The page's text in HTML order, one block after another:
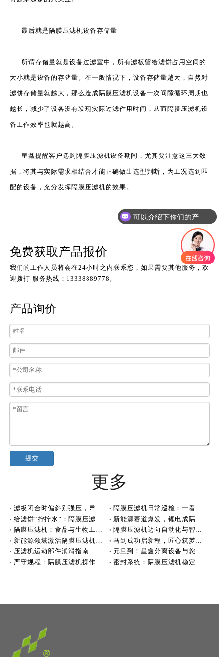
最后就是隔膜压滤机设备存储量
所谓存储量就是设备过滤室中，所有滤板留给滤饼占用空间的
大小就是设备的存储量。在一般情况下，设备存储量越大，自然对
滤饼存储量就越大，那么造成隔膜压滤机设备一次间隙循环周期也
越长，减少了设备没有发现实际过滤作用时间，从而隔膜压滤机设
备工作效率也就越高。
星鑫提醒客户选购隔膜压滤机设备期间，尤其要注意这三大数
据，将其与实际需求相结合才能正确做出选型判断，为工况选到匹
配的设备，充分发挥隔膜压滤机的效果。
免费获取产品报价
我们的工作人员将会在24小时之内联系您，如果需要其他服务，欢
迎拨打 服务热线：13338889778。
产品询价
提交
更多
滤板闭合时偏斜别强压，导向杆和拉板机构需要检查
隔膜压滤机日常巡检：一看二听三摸的实操方法
给滤饼“拧拧水”：隔膜压滤机到底强在哪？
新能源赛道爆发，锂电成隔膜压滤机核心增长
隔膜压滤机：食品与生物工程脱水的好帮手
隔膜压滤机迈向自动化与智能化新阶段
新能源领域激活隔膜压滤机增长新动能
马到成功启新程，匠心筑梦创未来！
压滤机运动部件润滑指南
元旦到！星鑫分离设备与您共赴新美好
严守规程：隔膜压滤机操作的逻辑
密封系统：隔膜压滤机稳定运行的“生命线”
可以介绍下你们的产品么